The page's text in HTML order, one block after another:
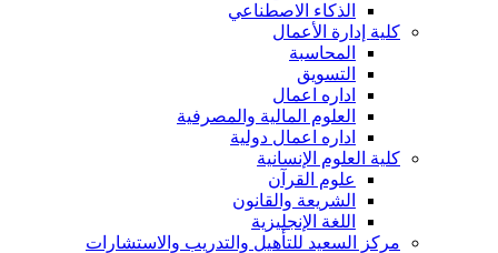
الذكاء الاصطناعي
كلية إدارة الأعمال
المحاسبة
التسويق
اداره اعمال
العلوم المالية والمصرفية
اداره اعمال دولية
كلية العلوم الإنسانية
علوم القرآن
الشريعة والقانون
اللغة الإنجليزية
مركز السعيد للتأهيل والتدريب والاستشارات